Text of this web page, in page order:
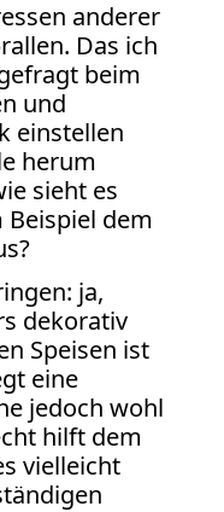
anderer
Das ich
beim
und
einstellen
herum
sieht es
Beispiel dem
ja,
dekorativ
Speisen ist
eine
jedoch wohl
hilft dem
vielleicht